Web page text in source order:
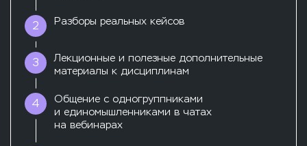
2 Разборы реальных кейсов
3
Лекционные и полезные дополнительные
материалы к дисциплинам
4
Общение с одногруппниками
и единомышленниками в чатах
на вебинарах